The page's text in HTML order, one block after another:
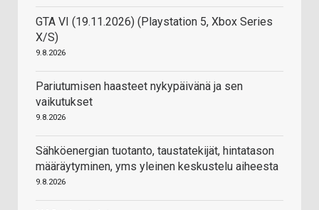
GTA VI (19.11.2026) (Playstation 5, Xbox Series
X/S)
9.8.2026
Pariutumisen haasteet nykypäivänä ja sen
vaikutukset
9.8.2026
Sähköenergian tuotanto, taustatekijät, hintatason
määräytyminen, yms yleinen keskustelu aiheesta
9.8.2026